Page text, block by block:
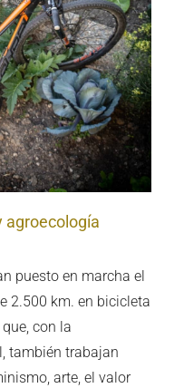
agroecología
puesto en marcha el
2.500 km. en bicicleta
con la
también trabajan
arte, el valor